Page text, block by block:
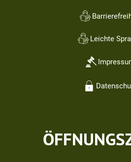
Leichte